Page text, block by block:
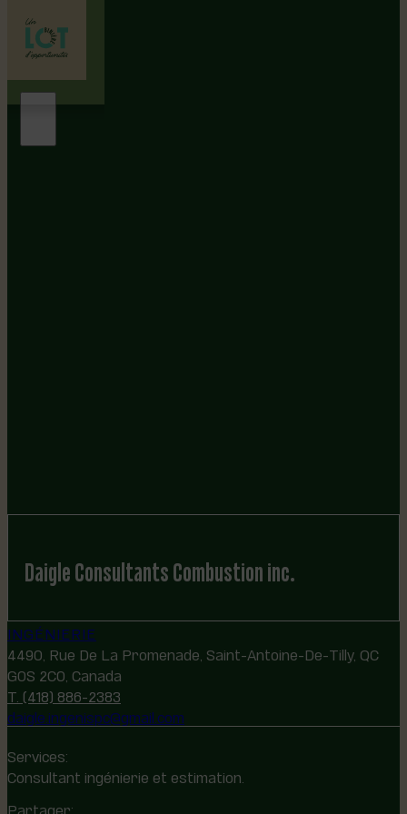
Daigle Consultants Combustion inc.
INGÉNIERIE
4490, Rue De La Promenade, Saint-Antoine-De-Tilly, QC
G0S 2C0, Canada
T. (418) 886-2383
daigle.ingenispc@gmail.com
Services:
Consultant ingénierie et estimation.
Partager: